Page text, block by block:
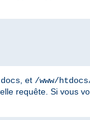
, et /www/
requête. Si vous